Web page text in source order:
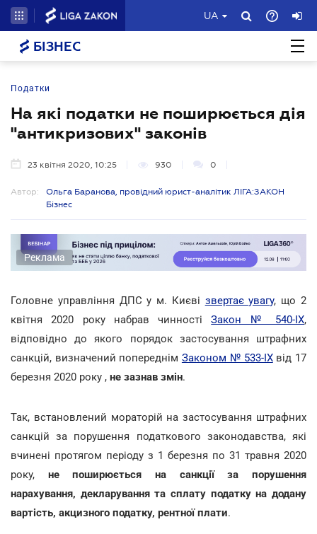
UA
БІЗНЕС
Податки
На які податки не поширюється дія
"антикризових" законів
23 квітня 2020, 10:25 930 0
Автор:
Ольга Баранова, провідний юрист-аналітик ЛІГА:ЗАКОН
Бізнес
Реклама
Головне управління ДПС у м. Києві звертає увагу, що 2
квітня 2020 року набрав чинностіЗакон № 540-ІХ,
відповідно до якого порядок застосування штрафних
санкцій, визначений попереднім Законом № 533-ІХвід 17
березня 2020 року , не зазнав змін.
Так, встановлений мораторій на застосування штрафних
санкцій за порушення податкового законодавства, які
вчинені протягом періоду з 1 березня по 31 травня 2020
року, не поширюється на санкції за порушення
нарахування, декларування та сплату податку на додану
вартість, акцизного податку, рентної плати.